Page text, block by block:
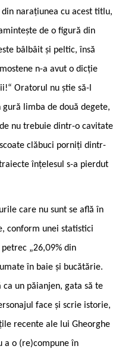
din narațiunea cu acest titlu,
de o figură din
bâlbâit și peltic, însă
n-a avut o dicție
Oratorul nu știe să-l
gură limba de două degete,
nu trebuie dintr-o cavitate
clăbuci porniți dintr-
înțelesul s-a pierdut
care nu sunt se află în
conform unei statistici
petrec „26,09% din
în baie și bucătărie.
un păianjen, gata să te
face și scrie istorie,
recente ale lui Gheorghe
a o (re)compune în